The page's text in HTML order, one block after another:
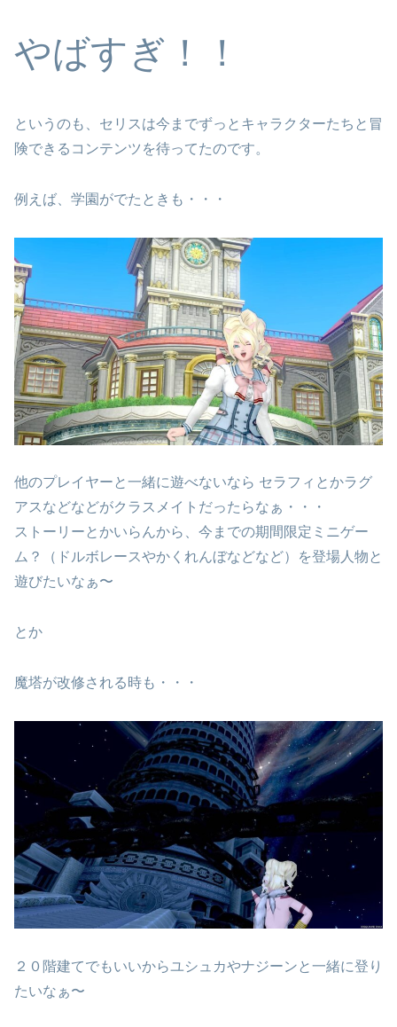
やばすぎ！！
というのも、セリスは今までずっとキャラクターたちと冒
険できるコンテンツを待ってたのです。
例えば、学園がでたときも・・・
他のプレイヤーと一緒に遊べないなら セラフィとかラグ
アスなどなどがクラスメイトだったらなぁ・・・
ストーリーとかいらんから、今までの期間限定ミニゲー
ム？（ドルボレースやかくれんぼなどなど）を登場人物と
遊びたいなぁ〜
とか
魔塔が改修される時も・・・
２０階建てでもいいからユシュカやナジーンと一緒に登り
たいなぁ〜